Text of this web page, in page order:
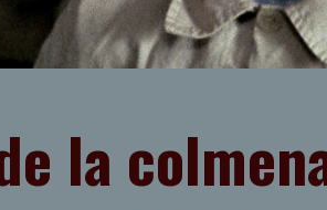
la